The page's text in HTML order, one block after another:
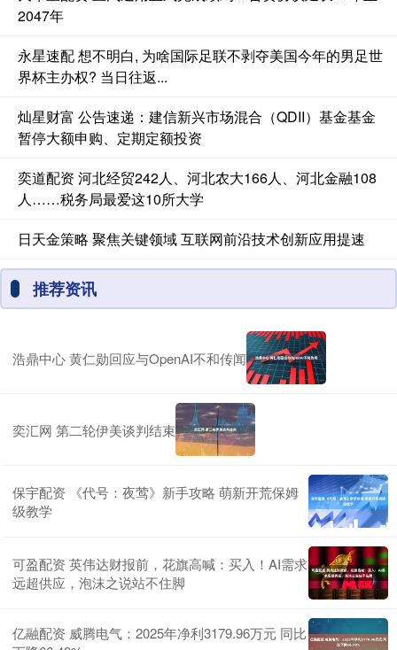
2047年
永星速配 想不明白, 为啥国际足联不剥夺美国今年的男足世
界杯主办权? 当日往返...
灿星财富 公告速递：建信新兴市场混合（QDII）基金基金
暂停大额申购、定期定额投资
奕道配资 河北经贸242人、河北农大166人、河北金融108
人……税务局最爱这10所大学
日天金策略 聚焦关键领域 互联网前沿技术创新应用提速
推荐资讯
浩鼎中心 黄仁勋回应与OpenAI不和传闻
奕汇网 第二轮伊美谈判结束
保宇配资 《代号：夜莺》新手攻略 萌新开荒保姆
级教学
可盈配资 英伟达财报前，花旗高喊：买入！AI需求
远超供应，泡沫之说站不住脚
亿融配资 威腾电气：2025年净利3179.96万元 同比